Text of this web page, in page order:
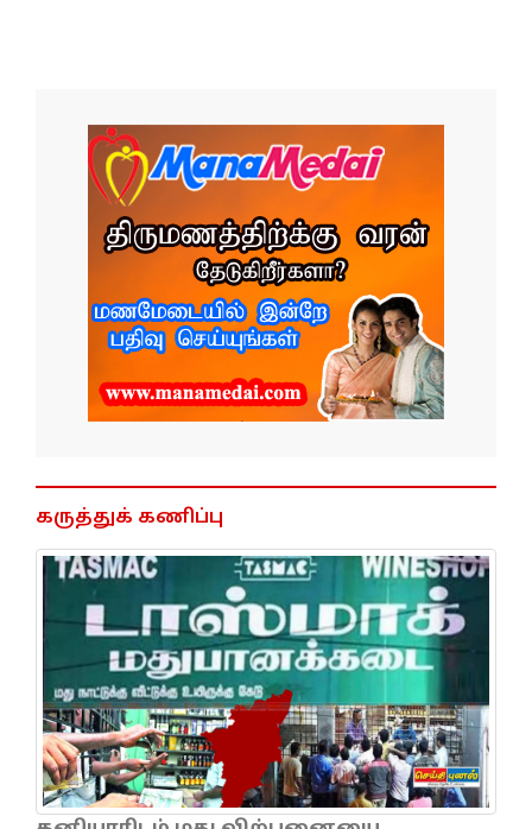
கருத்துக் கணிப்பு